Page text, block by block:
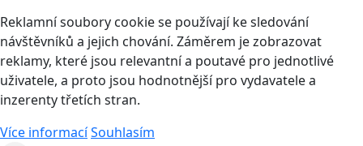
Reklamní soubory cookie se používají ke sledování
návštěvníků a jejich chování. Záměrem je zobrazovat
reklamy, které jsou relevantní a poutavé pro jednotlivé
uživatele, a proto jsou hodnotnější pro vydavatele a
inzerenty třetích stran.
Více informacíSouhlasím